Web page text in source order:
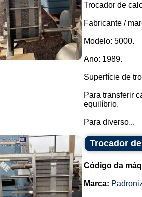
Trocador de
Fabricante /
Modelo: 5000.
Ano: 1989.
Superfície de
Para transferir
equilíbrio.
Para diverso...
Trocador
Código da
Marca: